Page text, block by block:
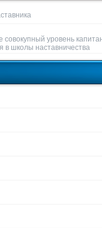
уровень
в школы наставничества